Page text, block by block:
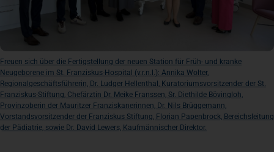
Anfahrt + Parken
Freuen sich über die Fertigstellung der neuen Station für Früh- und kranke
Neugeborene im St. Franziskus-Hospital (v.r.n.l.): Annika Wolter,
Regionalgeschäftsführerin, Dr. Ludger Hellenthal, Kuratoriumsvorsitzender der St.
Franziskus-Stiftung, Chefärztin Dr. Meike Franssen, Sr. Diethilde Bövingloh,
Provinzoberin der Mauritzer Franziskanerinnen, Dr. Nils Brüggemann,
Vorstandsvorsitzender der Franziskus Stiftung, Florian Papenbrock, Bereichsleitung
der Pädiatrie, sowie Dr. David Lewers, Kaufmännischer Direktor.